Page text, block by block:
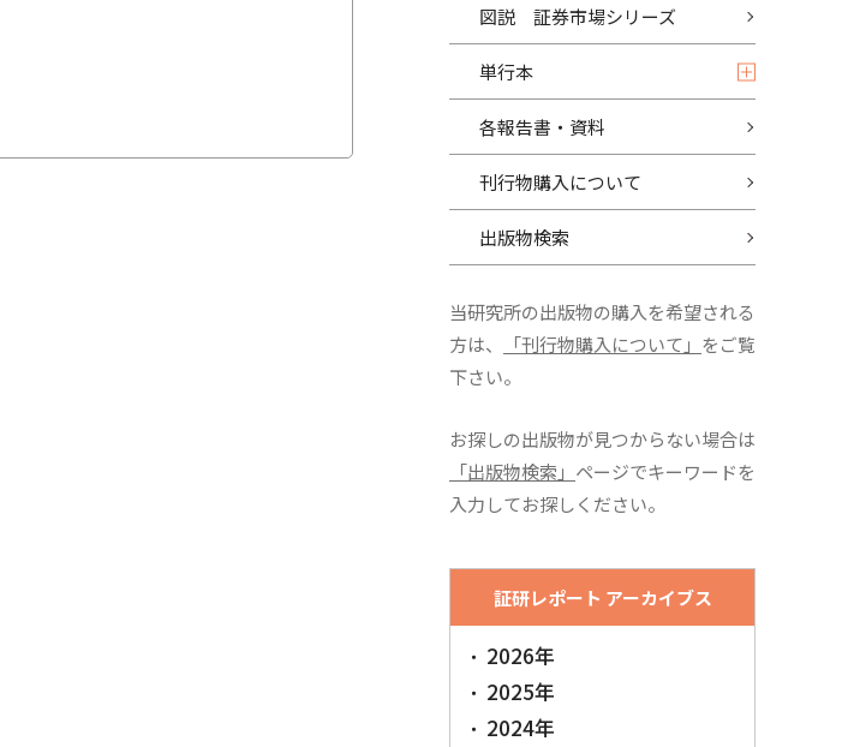
図説 証券市場シリーズ
単行本
各報告書・資料
刊行物購入について
出版物検索
当研究所の出版物の購入を希望される
方は、
「刊行物購入について」 をご覧
下さい。
お探しの出版物が見つからない場合は
「出版物検索」 ページでキーワードを
入力してお探しください。
証研レポート アーカイブス
2026年
2025年
2024年